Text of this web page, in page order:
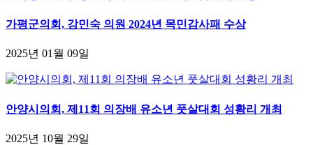
가평군의회, 강민숙 의원 2024년 목민감사패 수상
2025년 01월 09일
안양시의회, 제11회 의장배 유소년 풋살대회 성황리 개최
2025년 10월 29일